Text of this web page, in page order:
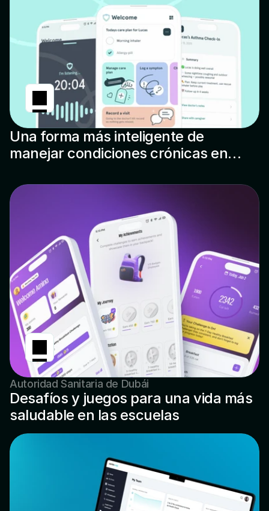
Una forma más inteligente de
manejar condiciones crónicas en
Autoridad Sanitaria de Dubái
Desafíos y juegos para una vida más
saludable en las escuelas